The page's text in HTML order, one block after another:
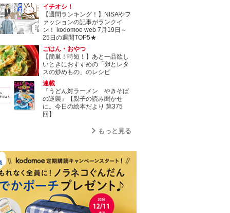
イチオシ！
【週間ランキング！】NISAやフ
ァッションの記事がランクイ
ン！ kodomoe web 7月19日～
25日の週間TOP5★
ごはん・おやつ
【簡単！時短！】あと一品欲し
いときにおすすめの「卵とレタ
スの炒めもの」のレシピ
連載
『うどん対ラーメン やきそば
の逆襲』【親子の読み聞かせ
に。今日の絵本だより 第375
回】
もっと見る